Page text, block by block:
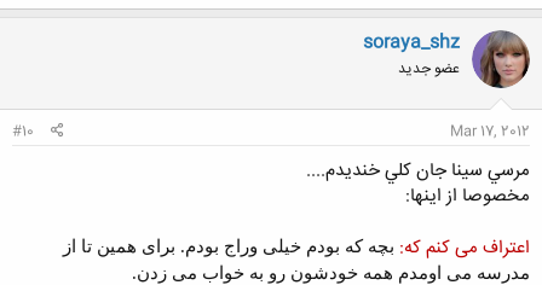
soraya_shz
عضو جدید
Mar 17, 2012
#10
مرسي سينا جان كلي خنديدم....
مخصوصا از اينها:
اعتراف می کنم که: بچه که بودم خیلی وراج بودم. برای همین تا از
مدرسه می اومدم همه خودشون رو به خواب می زدن.